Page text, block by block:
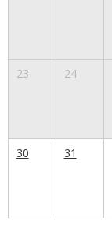
23 24
30 31